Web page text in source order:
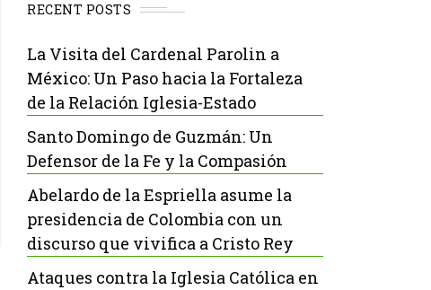
RECENT POSTS
La Visita del Cardenal Parolin a
México: Un Paso hacia la Fortaleza
de la Relación Iglesia-Estado
Santo Domingo de Guzmán: Un
Defensor de la Fe y la Compasión
Abelardo de la Espriella asume la
presidencia de Colombia con un
discurso que vivifica a Cristo Rey
Ataques contra la Iglesia Católica en